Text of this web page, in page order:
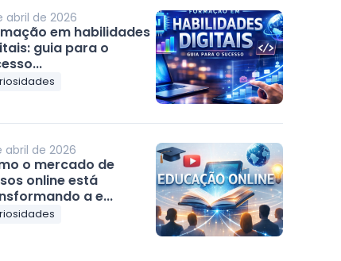
abril de 2026
em habilidades
guia para o
abril de 2026
o mercado de
online está
a e...